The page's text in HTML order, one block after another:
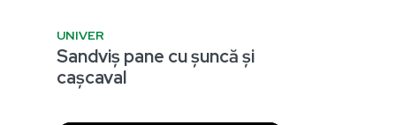
UNIVER
Sandviș pane cu șuncă și
cașcaval